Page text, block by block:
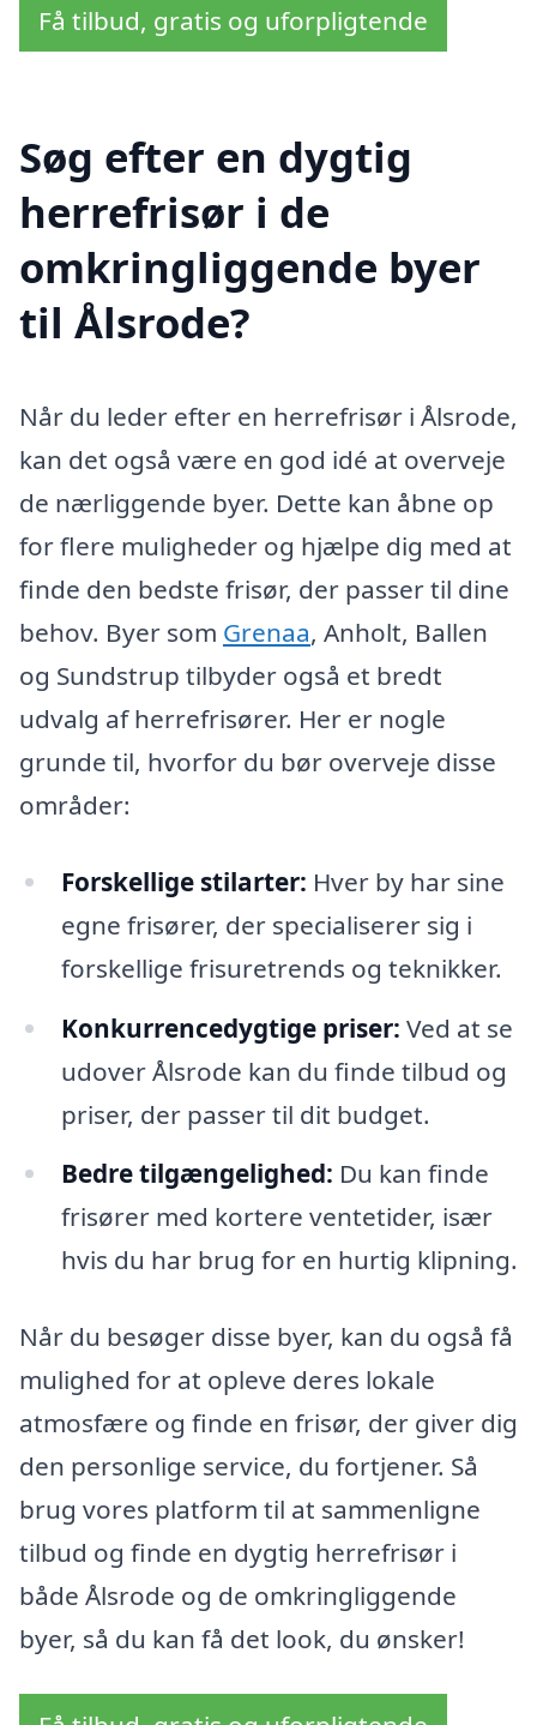
Få tilbud, gratis og uforpligtende
Søg efter en dygtig
herrefrisør i de
omkringliggende byer
til Ålsrode?
Når du leder efter en herrefrisør i Ålsrode,
kan det også være en god idé at overveje
de nærliggende byer. Dette kan åbne op
for flere muligheder og hjælpe dig med at
finde den bedste frisør, der passer til dine
behov. Byer som Grenaa, Anholt, Ballen
og Sundstrup tilbyder også et bredt
udvalg af herrefrisører. Her er nogle
grunde til, hvorfor du bør overveje disse
områder:
Forskellige stilarter: Hver by har sine
egne frisører, der specialiserer sig i
forskellige frisuretrends og teknikker.
Konkurrencedygtige priser: Ved at se
udover Ålsrode kan du finde tilbud og
priser, der passer til dit budget.
Bedre tilgængelighed: Du kan finde
frisører med kortere ventetider, især
hvis du har brug for en hurtig klipning.
Når du besøger disse byer, kan du også få
mulighed for at opleve deres lokale
atmosfære og finde en frisør, der giver dig
den personlige service, du fortjener. Så
brug vores platform til at sammenligne
tilbud og finde en dygtig herrefrisør i
både Ålsrode og de omkringliggende
byer, så du kan få det look, du ønsker!